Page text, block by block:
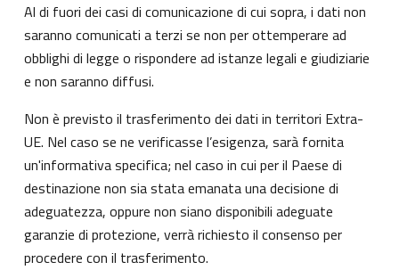
Al di fuori dei casi di comunicazione di cui sopra, i dati non
saranno comunicati a terzi se non per ottemperare ad
obblighi di legge o rispondere ad istanze legali e giudiziarie
e non saranno diffusi.
Non è previsto il trasferimento dei dati in territori Extra-
UE. Nel caso se ne verificasse l’esigenza, sarà fornita
un'informativa specifica; nel caso in cui per il Paese di
destinazione non sia stata emanata una decisione di
adeguatezza, oppure non siano disponibili adeguate
garanzie di protezione, verrà richiesto il consenso per
procedere con il trasferimento.